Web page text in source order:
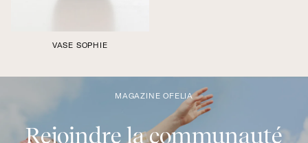
Édition boutique
VASE SOPHIE
MAGAZINE OFELIA
Rejoindre la communauté